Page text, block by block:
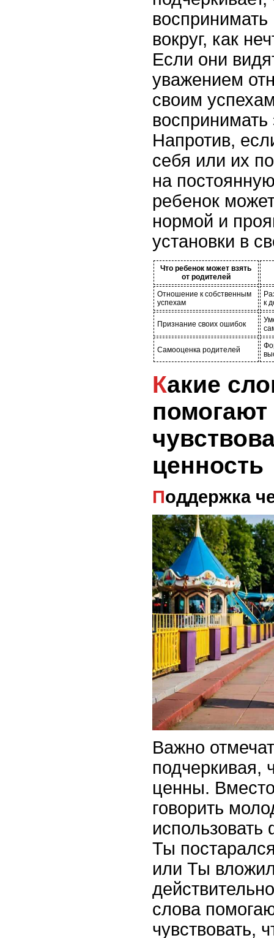
воспринимать
вокруг, как
Если они
уважением
своим
воспринимать
Напротив,
себя или их
на
ребенок
нормой и
установки в
Что ребенок может взять
от родителей
Отношение к собственным
успехам
к
Признание своих ошибок
Самооценка родителей
Какие слова и фразы
помогают
ценность
Поддержка
Важно
подчеркивая,
ценны.
говорить
использовать
Ты
или Ты
слова
чувствовать,